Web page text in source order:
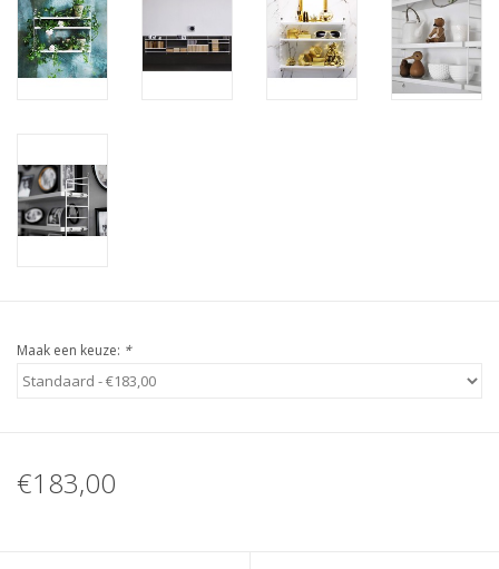
Maak een keuze: *
€183,00